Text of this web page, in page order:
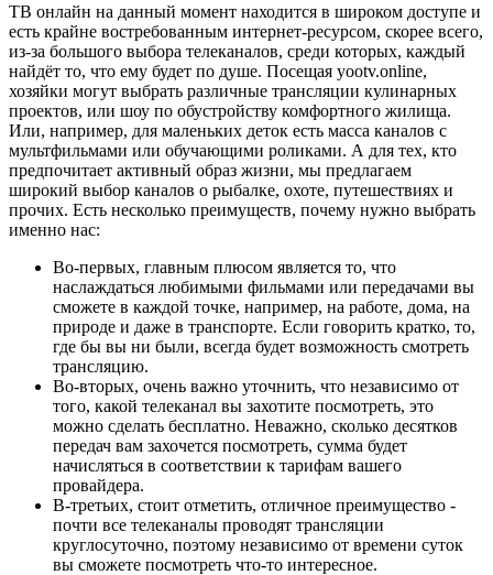
ТВ онлайн на данный момент находится в широком доступе и
есть крайне востребованным интернет-ресурсом, скорее всего,
из-за большого выбора телеканалов, среди которых, каждый
найдёт то, что ему будет по душе. Посещая yootv.online,
хозяйки могут выбрать различные трансляции кулинарных
проектов, или шоу по обустройству комфортного жилища.
Или, например, для маленьких деток есть масса каналов с
мультфильмами или обучающими роликами. А для тех, кто
предпочитает активный образ жизни, мы предлагаем
широкий выбор каналов о рыбалке, охоте, путешествиях и
прочих. Есть несколько преимуществ, почему нужно выбрать
именно нас:
Во-первых, главным плюсом является то, что
наслаждаться любимыми фильмами или передачами вы
сможете в каждой точке, например, на работе, дома, на
природе и даже в транспорте. Если говорить кратко, то,
где бы вы ни были, всегда будет возможность смотреть
трансляцию.
Во-вторых, очень важно уточнить, что независимо от
того, какой телеканал вы захотите посмотреть, это
можно сделать бесплатно. Неважно, сколько десятков
передач вам захочется посмотреть, сумма будет
начисляться в соответствии к тарифам вашего
провайдера.
В-третьих, стоит отметить, отличное преимущество -
почти все телеканалы проводят трансляции
круглосуточно, поэтому независимо от времени суток
вы сможете посмотреть что-то интересное.